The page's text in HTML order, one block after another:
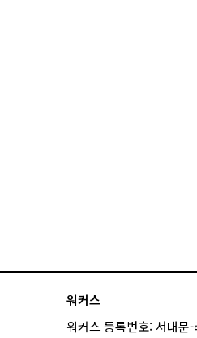
워커스
워커스 등록번호: 서대문